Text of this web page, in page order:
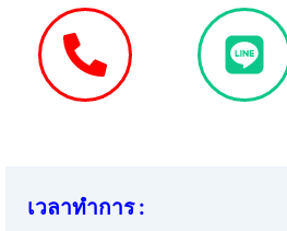
เวลาทำการ :